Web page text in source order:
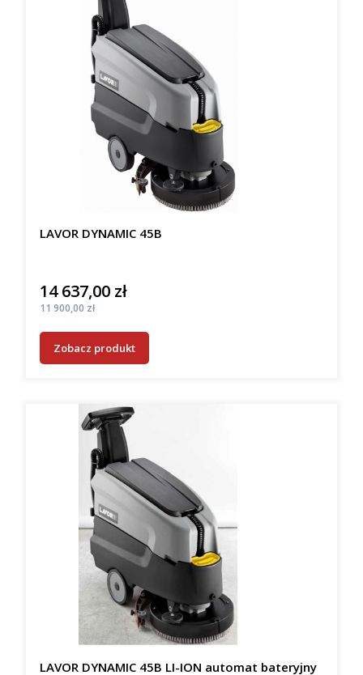
LAVOR DYNAMIC 45B
Cena
14 637,00 zł
Cena
11 900,00 zł
Zobacz produkt
LAVOR DYNAMIC 45B LI-ION automat bateryjny